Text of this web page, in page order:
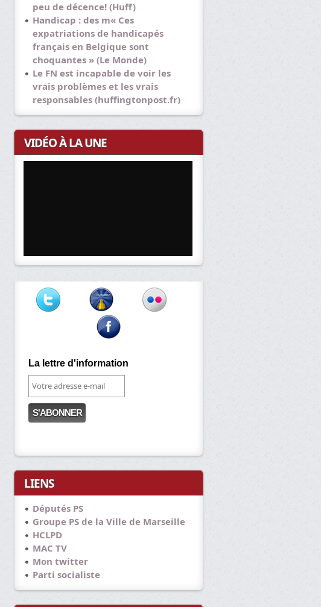
peu de décence! (Huff)
Handicap : des m« Ces
expatriations de handicapés
français en Belgique sont
choquantes » (Le Monde)
Le FN est incapable de voir les
vrais problèmes et les vrais
responsables (huffingtonpost.fr)
VIDÉO À LA UNE
La lettre d'information
LIENS
Députés PS
Groupe PS de la Ville de Marseille
HCLPD
MAC TV
Mon twitter
Parti socialiste